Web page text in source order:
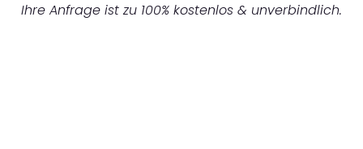
Ihre Anfrage ist zu 100% kostenlos & unverbindlich.